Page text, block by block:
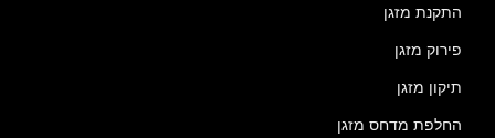
התקנת מזגן
פירוק מזגן
תיקון מזגן
החלפת מדחס מזגן